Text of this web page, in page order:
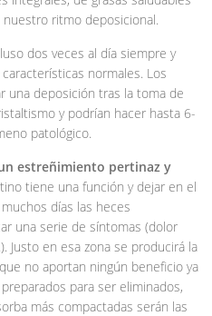
ritmo deposicional.
dos veces al día siempre y
normales. Los
una deposición tras la toma de
y podrían hacer hasta 6-
patológico.
estreñimiento pertinaz y
tiene una función y dejar en el
días las heces
una serie de síntomas (dolor
Justo en esa zona se producirá la
no aportan ningún beneficio ya
para ser eliminados,
más compactadas serán las